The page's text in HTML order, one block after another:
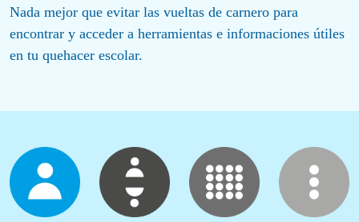
Nada mejor que evitar las vueltas de carnero para
encontrar y acceder a herramientas e informaciones útiles
en tu quehacer escolar.